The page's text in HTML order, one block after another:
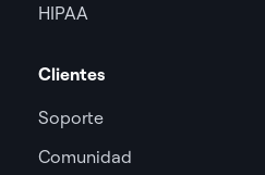
HIPAA
Clientes
Soporte
Comunidad